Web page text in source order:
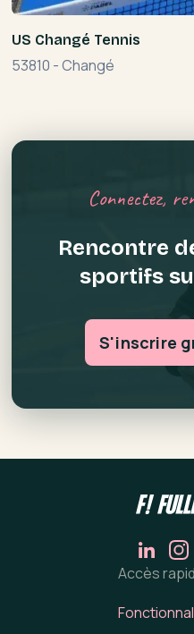
US Changé Tennis
53810 -Changé
Connectez,
Rencontre
sportifs
S'inscrire
Accès